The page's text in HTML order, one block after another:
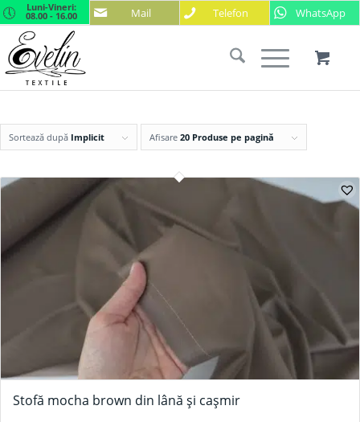
Mail Telefon WhatsApp
Luni-Vineri:
08.00 - 16.00
Sortează după Implicit Afisare 20 Produse pe pagină
Stofă mocha brown din lână și cașmir